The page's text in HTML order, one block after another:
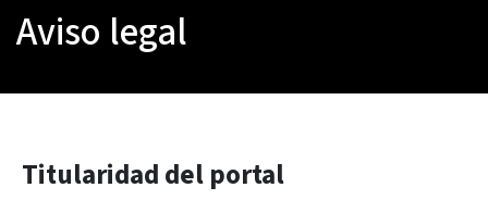
Aviso legal
Titularidad del portal